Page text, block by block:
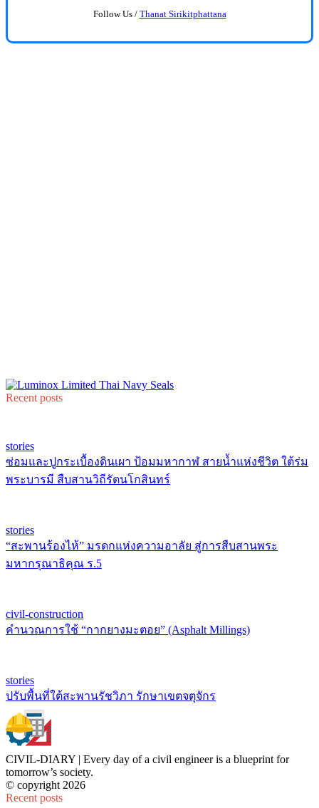
Follow Us / Thanat Sirikitphattana
Recent posts
stories
ซ่อมและปูกระเบื้องดินเผา ป้อมมหากาฬ สายน้ำแห่งชีวิต ใต้ร่ม
พระบารมี สืบสานวิถีรัตนโกสินทร์
stories
“สะพานร้องไห้” มรดกแห่งความอาลัย สู่การสืบสานพระ
มหากรุณาธิคุณ ร.5
civil-construction
คำนวณการใช้ “กากยางมะตอย” (Asphalt Millings)
stories
ปรับพื้นที่ใต้สะพานรัชวิภา รักษาเขตจตุจักร
CIVIL-DIARY | Every day of a civil engineer is a blueprint for
tomorrow’s society.
© copyright 2026
Recent posts